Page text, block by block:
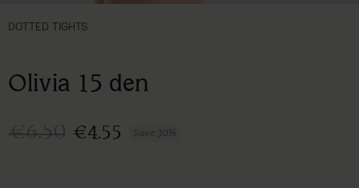
Olivia 15 den
€6.50 €4.55 Save 30%
DOTTED TIGHTS